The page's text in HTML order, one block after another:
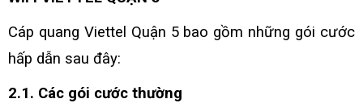
Cáp quang Viettel Quận 5bao gồm những gói cước
hấp dẫn sau đây:
2.1. Các gói cước thường